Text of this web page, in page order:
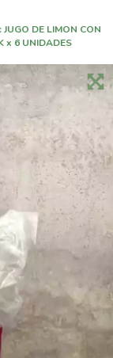
DE LIMON CON
x 6 UNIDADES